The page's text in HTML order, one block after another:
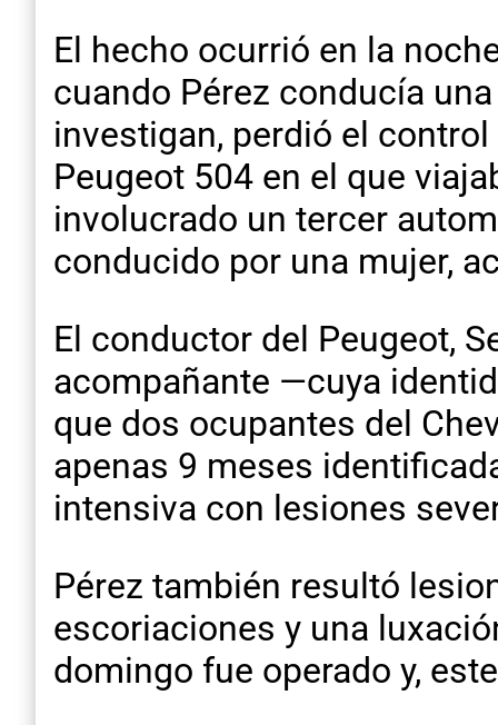
El hecho ocurrió en la
cuando Pérez conducía
investigan, perdió el
Peugeot 504 en el que
involucrado un tercer
conducido por una mujer,
El conductor del Peugeot,
acompañante —cuya
que dos ocupantes del
apenas 9 meses
intensiva con lesiones
Pérez también resultó
escoriaciones y una
domingo fue operado y,